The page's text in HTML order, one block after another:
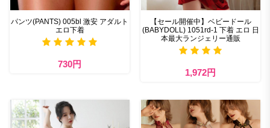
パンツ(PANTS) 005bl 激安 アダルト
エロ下着
730円
【セール開催中】ベビードール
(BABYDOLL) 1051rd-1 下着 エロ 日
本最大ランジェリー通販
1,972円